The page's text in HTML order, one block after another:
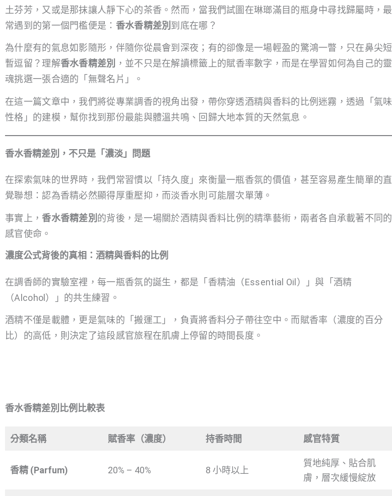
土芬芳，又或是那抹讓人靜下心的茶香。然而，當我們試圖在琳瑯滿目的瓶身中尋找歸屬時，最
常遇到的第一個門檻便是： 香水香精差別 到底在哪？
為什麼有的氣息如影隨形，伴隨你從晨會到深夜；有的卻像是一場輕盈的驚鴻一瞥，只在鼻尖短
暫逗留？理解香水香精差別
，並不只是在解讀標籤上的賦香率數字，而是在學習如何為自己的靈
魂挑選一張合適的「無聲名片」。
在這一篇文章中，我們將從專業調香的視角出發，帶你穿透酒精與香料的比例迷霧，透過「氣味
性格」的建模，幫你找到那份最能與體溫共鳴、回歸大地本質的天然氣息。
香水香精差別，不只是「濃淡」問題
在探索氣味的世界時，我們常習慣以「持久度」來衡量一瓶香氛的價值，甚至容易產生簡單的直
覺聯想：認為香精必然顯得厚重壓抑，而淡香水則可能層次單薄。
事實上，香水香精差別 的背後，是一場關於酒精與香料比例的精準藝術，兩者各自承載著不同的
感官使命。
濃度公式背後的真相：酒精與香料的比例
在調香師的實驗室裡，每一瓶香氛的誕生，都是「香精油（Essential Oil）」與「酒精
（Alcohol）」的共生練習。
酒精不僅是載體，更是氣味的「搬運工」，負責將香料分子帶往空中。而賦香率（濃度的百分
比）的高低，則決定了這段感官旅程在肌膚上停留的時間長度。
香水香精差別比例比較表
分類名稱 賦香率（濃度） 持香時間 感官特質
香精 (Parfum) 20% – 40% 8 小時以上
質地純厚、貼合肌
膚，層次緩慢綻放